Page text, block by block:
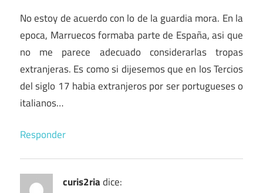
No estoy de acuerdo con lo de la guardia mora. En la
epoca, Marruecos formaba parte de España, asi que
no me parece adecuado considerarlas tropas
extranjeras. Es como si dijesemos que en los Tercios
del siglo 17 habia extranjeros por ser portugueses o
italianos…
Responder
curis2riadice: